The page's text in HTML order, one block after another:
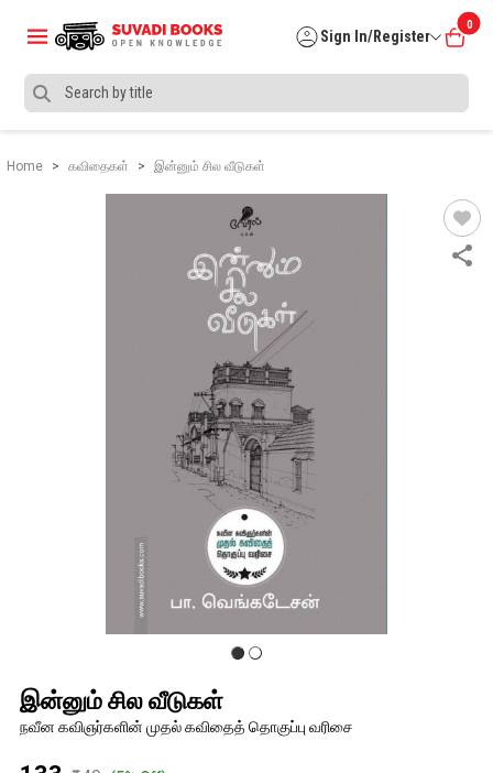
Sign In/Register
0
Home கவிதைகள் இன்னும் சில வீடுகள்
இன்னும் சில வீடுகள்
நவீன கவிஞர்களின் முதல் கவிதைத் தொகுப்பு வரிசை